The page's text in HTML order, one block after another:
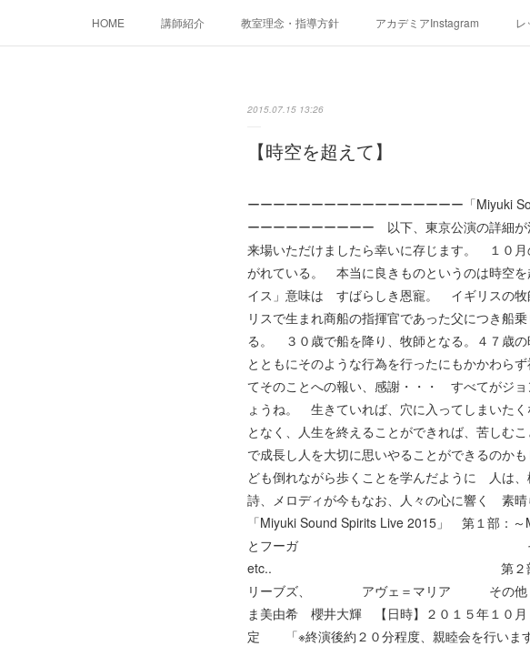
HOME 講師紹介 教室理念・指導方針 アカデミアInstagram
2015.07.15 13:26
【時空を超えて】
ーーーーーーーーーーーーーーーーー「Miyuki
ーーーーーーーーーー 以下、東京公演の詳細
来場いただけましたら幸いに存じます。 １０
がれている。 本当に良きものというのは時空
イス」意味は すばらしき恩寵。 イギリスの牧
リスで生まれ商船の指揮官であった父につき船
る。 ３０歳で船を降り、牧師となる。４７歳
とともにそのような行為を行ったにもかかわら
てそのことへの報い、感謝・・・ すべてがジ
ょうね。 生きていれば、穴に入ってしまいた
となく、人生を終えることができれば、苦しむ
で成長し人を大切に思いやることができるのか
ども倒れながら歩くことを学んだように 人は
詩、メロディが今もなお、人々の心に響く 素
「Miyuki Sound Spirits Live 2015」 第
とフーガ その他 C・
etc.. 第２部：～Jazz and
リーブズ、 アヴェ＝マリア その他
ま美由希 櫻井大輝 【日時】２０１５年１
定 「※終演後約２０分程度、親睦会を行